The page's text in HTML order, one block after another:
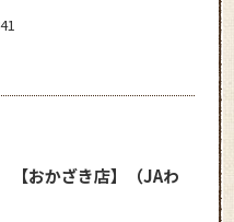
おかざき店】
（JAわ